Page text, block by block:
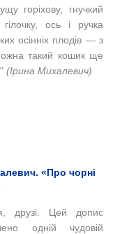
горіхову, гнучкий
ось і ручка
осінніх плодів — з
такий кошик ще
(Ірина Михалевич)
«Про чорні
друзі. Цей допис
одній чудовій